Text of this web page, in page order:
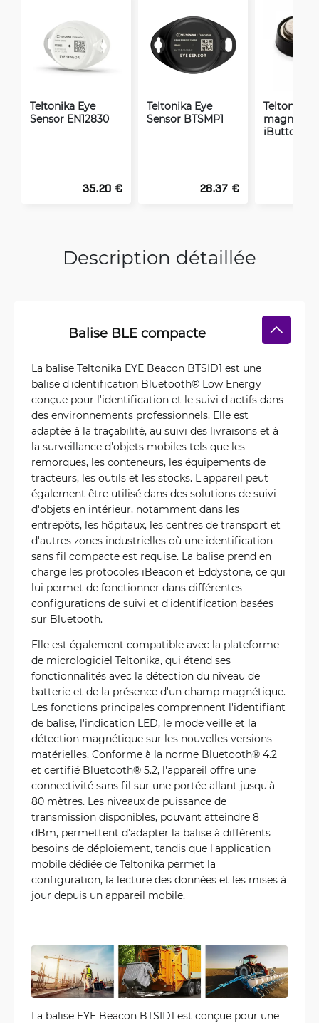
Teltonika Eye
Sensor EN12830
35.20 €
Teltonika Eye
Sensor BTSMP1
28.37 €
Teltonika
iButton
Description détaillée
Balise BLE compacte
La balise Teltonika EYE Beacon BTSID1 est une
balise d'identification Bluetooth® Low Energy
conçue pour l'identification et le suivi d'actifs dans
des environnements professionnels. Elle est
adaptée à la traçabilité, au suivi des livraisons et à
la surveillance d'objets mobiles tels que les
remorques, les conteneurs, les équipements de
tracteurs, les outils et les stocks. L'appareil peut
également être utilisé dans des solutions de suivi
d'objets en intérieur, notamment dans les
entrepôts, les hôpitaux, les centres de transport et
d'autres zones industrielles où une identification
sans fil compacte est requise. La balise prend en
charge les protocoles iBeacon et Eddystone, ce qui
lui permet de fonctionner dans différentes
configurations de suivi et d'identification basées
sur Bluetooth.
Elle est également compatible avec la plateforme
de micrologiciel Teltonika, qui étend ses
fonctionnalités avec la détection du niveau de
batterie et de la présence d'un champ magnétique.
Les fonctions principales comprennent l'identifiant
de balise, l'indication LED, le mode veille et la
détection magnétique sur les nouvelles versions
matérielles. Conforme à la norme Bluetooth® 4.2
et certifié Bluetooth® 5.2, l'appareil offre une
connectivité sans fil sur une portée allant jusqu'à
80 mètres. Les niveaux de puissance de
transmission disponibles, pouvant atteindre 8
dBm, permettent d'adapter la balise à différents
besoins de déploiement, tandis que l'application
mobile dédiée de Teltonika permet la
configuration, la lecture des données et les mises à
jour depuis un appareil mobile.
La balise EYE Beacon BTSID1 est conçue pour une